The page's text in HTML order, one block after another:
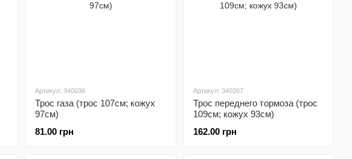
Артикул: 340036
Трос газа (трос 107см; кожух
97см)
81.00 грн
Артикул: 340267
Трос переднего тормоза (трос
109см; кожух 93см)
162.00 грн